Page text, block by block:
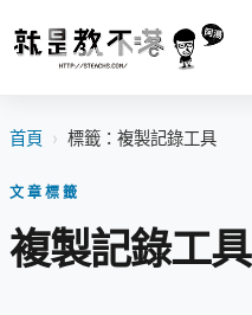
首頁 › 標籤：複製記錄工具
文章標籤
複製記錄工具